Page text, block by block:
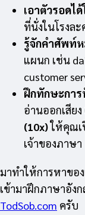
เอาตัวรอดไ
ที่นั่งในโรงล
รู้จักคำศัพท์
แผนก เช่น
customer
ฝึกทักษะการ
อ่านออกเสีย
(10x)ให้คุณเ
เจ้าของภาษา
มาทำให้การหาขอ
เข้ามาฝึกภาษาอั
TodSob.com ครับ